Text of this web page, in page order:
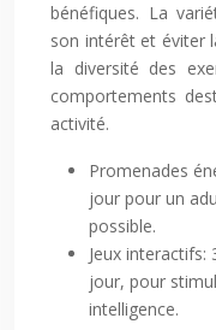
bénéfiques. La
son intérêt et éviter
la diversité des
comportements
activité.
Promenades
jour pour un
possible.
Jeux
jour, pour
intelligence.